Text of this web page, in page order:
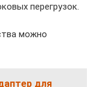
перегрузок.
можно
для